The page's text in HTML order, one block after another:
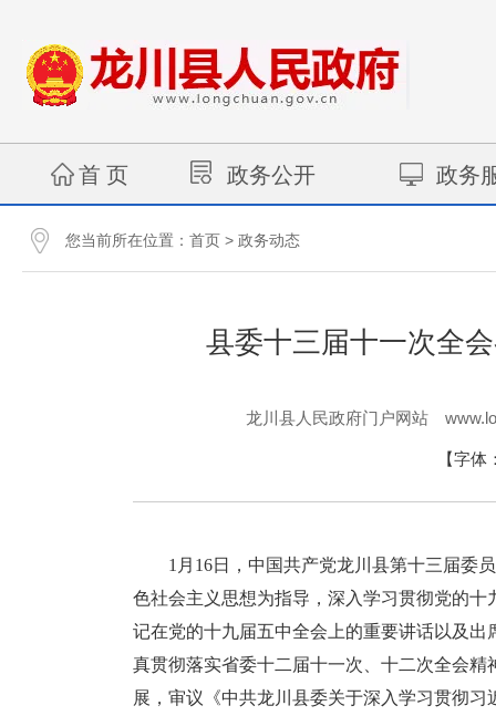
首 页 政务公开 政务
您当前所在位置： 首页 > 政务动态
县委十三届十一次全
龙川县人民政府门户网站
【字体
1月16日，中国共产党龙川县第十三届委员
色社会主义思想为指导，深入学习贯彻党的
记在党的十九届五中全会上的重要讲话以及
真贯彻落实省委十二届十一次、十二次全会
展，审议《中共龙川县委关于深入学习贯彻